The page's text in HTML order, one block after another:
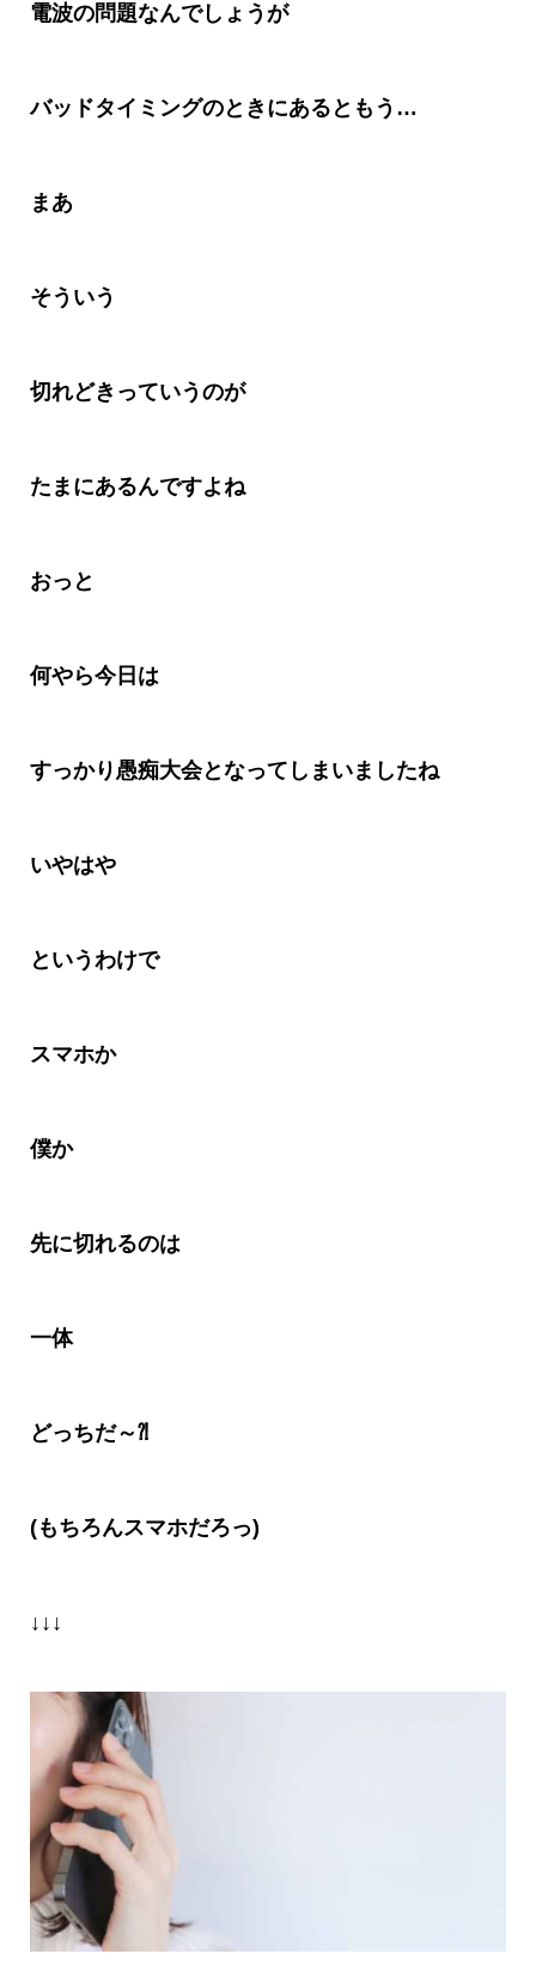
電波の問題なんでしょうが
バッドタイミングのときにあるともう …
まあ
そういう
切れどきっていうのが
たまにあるんですよね
おっと
何やら今日は
すっかり愚痴大会となってしまいましたね
いやはや
というわけで
スマホか
僕か
先に切れるのは
一体
どっちだ～⁈
(もちろんスマホだろっ)
↓↓↓